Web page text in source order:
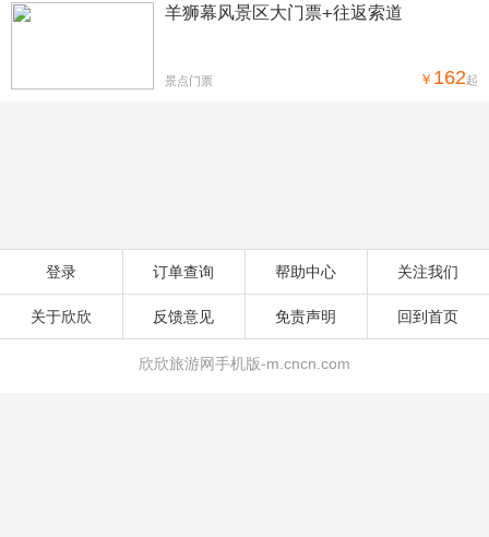
羊狮幕风景区大门票+往返索道
景点门票 ￥ 162起
登录 订单查询 帮助中心 关注我们
关于欣欣 反馈意见 免责声明 回到首页
欣欣旅游网手机版-m.cncn.com